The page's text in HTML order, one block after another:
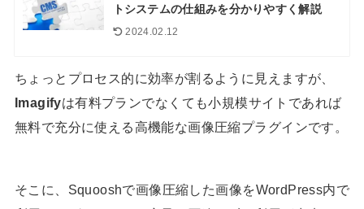
トシステムの仕組みを分かりやすく解説
2024.02.12
ちょっとプロセス的に効率が割るように見えますが、
Imagifyは有料プランでなくても小規模サイトであれば
無料で充分に使える高機能な画像圧縮プラグインです。
そこに、Squooshで画像圧縮した画像をWordPress内で